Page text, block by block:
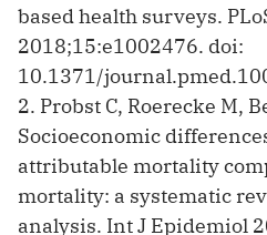
based health surveys.
2018;15:e1002476. doi:
10.1371/
2. Probst C, Roerecke M,
Socioeconomic
attributable mortality
mortality: a systematic
analysis. Int J Epidemiol